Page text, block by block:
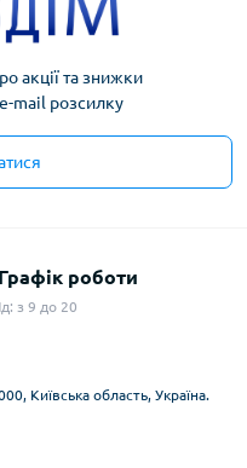
акції та знижки
mail розсилку
Графік роботи
з 9 до 20
Київська область, Україна.